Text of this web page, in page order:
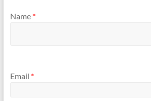
Name *
Email *